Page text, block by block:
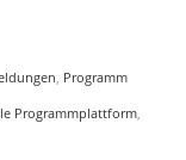
, Programm
Programmplattform,